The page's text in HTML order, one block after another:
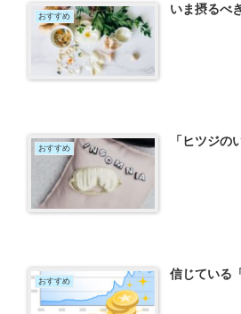
おすすめ いま摂るべ
おすすめ 「ヒツジの
おすすめ 信じている